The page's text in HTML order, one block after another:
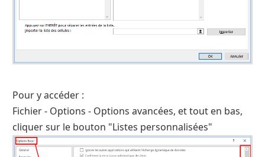
Pour y accéder :
Fichier - Options - Options avancées, et tout en bas,
cliquer sur le bouton "Listes personnalisées"